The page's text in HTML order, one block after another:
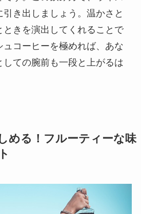
き出しましょう。温かさと
ときを演出してくれることで
ュコーヒーを極めれば、あな
しての腕前も一段と上がるは
める！フルーティーな味